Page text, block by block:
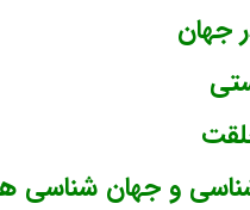
جهان
و جهان شناسی